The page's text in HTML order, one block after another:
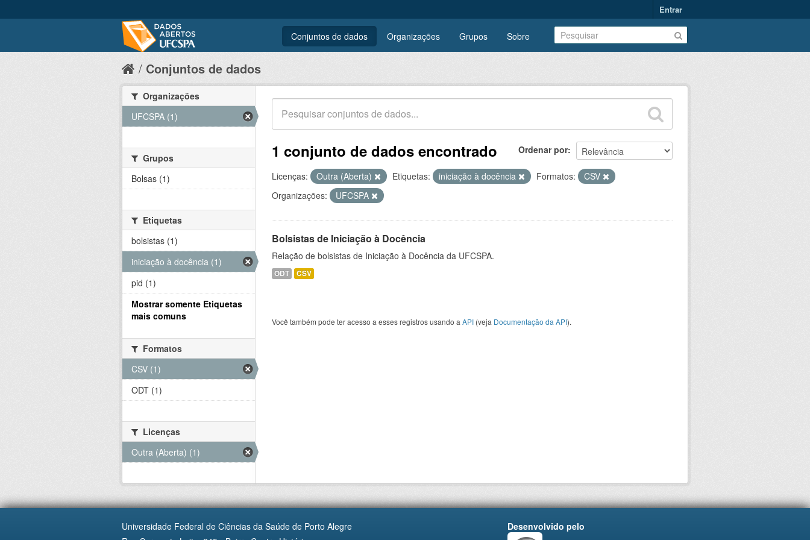
Entrar
Conjuntos de dados Organizações Grupos Sobre
Conjuntos de dados
Ordenar por
1 conjunto de dados encontrado
Licenças: Outra (Aberta) Etiquetas: iniciação à docência Formatos:
CSV
Organizações:
UFCSPA
Bolsistas de Iniciação à Docência
Relação de bolsistas de Iniciação à Docência da UFCSPA.
ODT CSV
Você também pode ter acesso a esses registros usando a API (veja Documentação da API).
Organizações
UFCSPA (1)
Grupos
Bolsas (1)
Etiquetas
bolsistas (1)
iniciação à docência (1)
pid (1)
Mostrar somente Etiquetas
mais comuns
Formatos
CSV (1)
ODT (1)
Licenças
Outra (Aberta) (1)
Universidade Federal de Ciências da Saúde de Porto Alegre
Desenvolvido pelo